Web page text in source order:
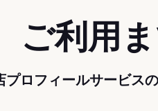
ご利用
プロフィールサービス